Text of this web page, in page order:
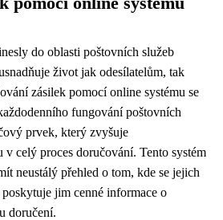
do oblasti poštovních služeb
život jak odesílatelům, tak
zásilek pomocí online systému se
fungování poštovních
prvek, který zvyšuje
v celý proces doručování. Tento systém
neustálý přehled o tom, kde se jejich
jim cenné informace o
doručení.